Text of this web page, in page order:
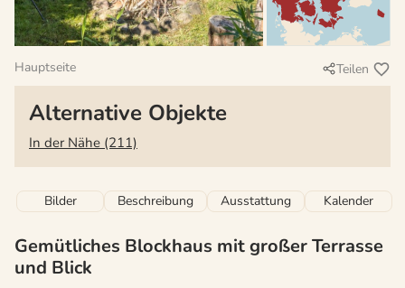
Hauptseite Teilen
Alternative Objekte
In der Nähe (211)
Bilder Beschreibung Ausstattung Kalender
Gemütliches Blockhaus mit großer Terrasse
und Blick